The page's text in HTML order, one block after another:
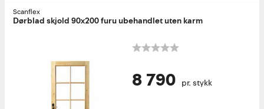
Scanflex
Dørblad skjold 90x200 furu ubehandlet uten karm
8 790 pr. stykk